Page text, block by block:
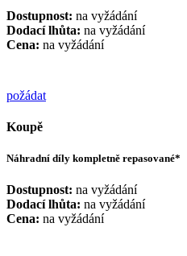
Dostupnost: na vyžádání
Dodací lhůta: na vyžádání
Cena: na vyžádání
požádat
Koupě
Náhradní díly kompletně repasované*
Dostupnost: na vyžádání
Dodací lhůta: na vyžádání
Cena: na vyžádání